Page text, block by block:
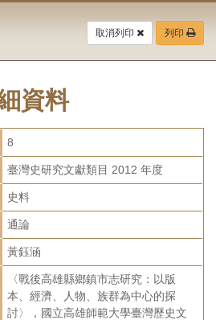
取消列印 列印
資料
8
臺灣史研究文獻類目 2012 年度
史料
通論
黃鈺涵
〈戰後高雄縣鄉鎮市志研究：以版
本、經濟、人物、族群為中心的探
討〉，國立高雄師範大學臺灣歷史文